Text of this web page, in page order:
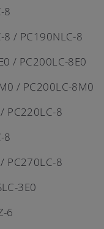
8
8 / PC190NLC-8
/ PC200LC-8E0
/ PC200LC-8M0
PC220LC-8
8
PC270LC-8
3E0
6